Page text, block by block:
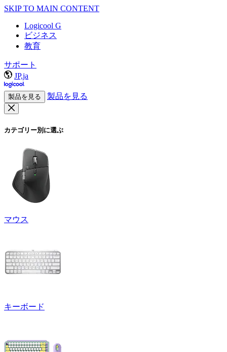
SKIP TO MAIN CONTENT
Logicool G
ビジネス
教育
サポート
JP,ja
製品を見る 製品を見る
カテゴリー別に選ぶ
マウス
キーボード